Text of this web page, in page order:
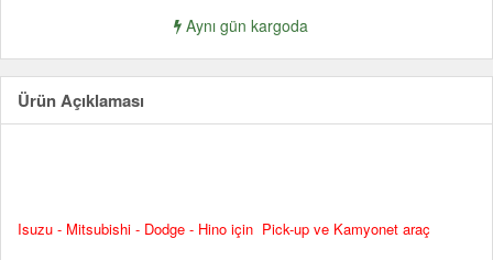
Aynı gün kargoda
Ürün Açıklaması
Isuzu - Mitsubishi - Dodge - Hino için Pick-up ve Kamyonet araç